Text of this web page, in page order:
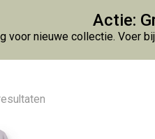
Actie:
voor nieuwe collectie. Voer